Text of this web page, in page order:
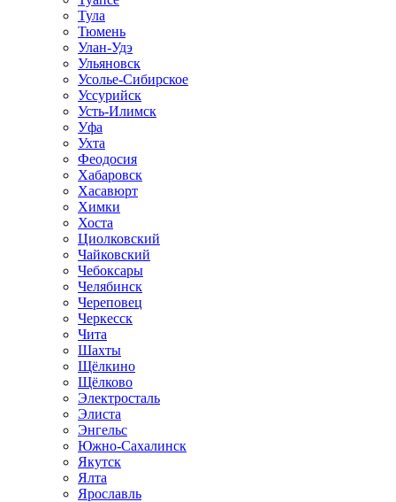
Тула
Тюмень
Улан-Удэ
Ульяновск
Усолье-Сибирское
Уссурийск
Усть-Илимск
Уфа
Ухта
Феодосия
Хабаровск
Хасавюрт
Химки
Хоста
Циолковский
Чайковский
Чебоксары
Челябинск
Череповец
Черкесск
Чита
Шахты
Щёлкино
Щёлково
Электросталь
Элиста
Энгельс
Южно-Сахалинск
Якутск
Ялта
Ярославль